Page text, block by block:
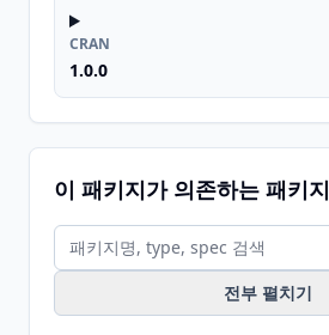
CRAN
1.0.0
이 패키지가 의존하는 패키지
전부 펼치기